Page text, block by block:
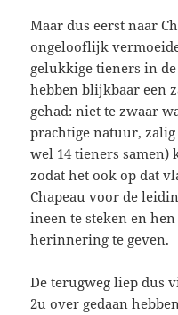
Maar dus eerst naar
ongelooflijk
gelukkige tieners in
hebben blijkbaar een
gehad: niet te zwaar
prachtige natuur, zalig
wel 14 tieners samen)
zodat het ook op dat
Chapeau voor de
ineen te steken en
herinnering te geven.
De terugweg liep dus
2u over gedaan